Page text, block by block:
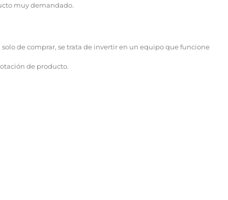
muy demandado.
de comprar, se trata de invertir en un equipo que funcione
de producto.